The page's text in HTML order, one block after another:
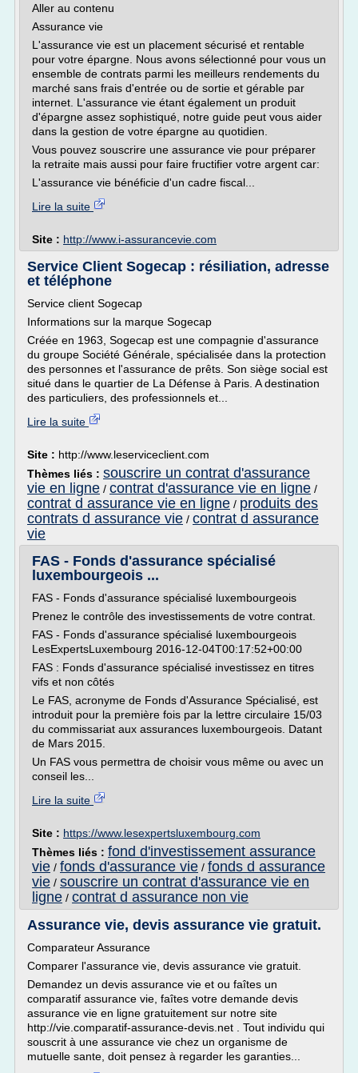
Aller au contenu
Assurance vie
L'assurance vie est un placement sécurisé et rentable
pour votre épargne. Nous avons sélectionné pour vous un
ensemble de contrats parmi les meilleurs rendements du
marché sans frais d'entrée ou de sortie et gérable par
internet. L'assurance vie étant également un produit
d'épargne assez sophistiqué, notre guide peut vous aider
dans la gestion de votre épargne au quotidien.
Vous pouvez souscrire une assurance vie pour préparer
la retraite mais aussi pour faire fructifier votre argent car:
L'assurance vie bénéficie d'un cadre fiscal...
Lire la suite
Site : http://www.i-assurancevie.com
Service Client Sogecap : résiliation, adresse
et téléphone
Service client Sogecap
Informations sur la marque Sogecap
Créée en 1963, Sogecap est une compagnie d'assurance
du groupe Société Générale, spécialisée dans la protection
des personnes et l'assurance de prêts. Son siège social est
situé dans le quartier de La Défense à Paris. A destination
des particuliers, des professionnels et...
Lire la suite
Site : http://www.leserviceclient.com
Thèmes liés : souscrire un contrat d'assurance
vie en ligne / contrat d'assurance vie en ligne /
contrat d assurance vie en ligne / produits des
contrats d assurance vie / contrat d assurance
vie
FAS - Fonds d'assurance spécialisé
luxembourgeois ...
FAS - Fonds d'assurance spécialisé luxembourgeois
Prenez le contrôle des investissements de votre contrat.
FAS - Fonds d'assurance spécialisé luxembourgeois
LesExpertsLuxembourg 2016-12-04T00:17:52+00:00
FAS : Fonds d'assurance spécialisé investissez en titres
vifs et non côtés
Le FAS, acronyme de Fonds d'Assurance Spécialisé, est
introduit pour la première fois par la lettre circulaire 15/03
du commissariat aux assurances luxembourgeois. Datant
de Mars 2015.
Un FAS vous permettra de choisir vous même ou avec un
conseil les...
Lire la suite
Site : https://www.lesexpertsluxembourg.com
Thèmes liés : fond d'investissement assurance
vie / fonds d'assurance vie / fonds d assurance
vie / souscrire un contrat d'assurance vie en
ligne / contrat d assurance non vie
Assurance vie, devis assurance vie gratuit.
Comparateur Assurance
Comparer l'assurance vie, devis assurance vie gratuit.
Demandez un devis assurance vie et ou faîtes un
comparatif assurance vie, faîtes votre demande devis
assurance vie en ligne gratuitement sur notre site
http://vie.comparatif-assurance-devis.net . Tout individu qui
souscrit à une assurance vie chez un organisme de
mutuelle sante, doit pensez à regarder les garanties...